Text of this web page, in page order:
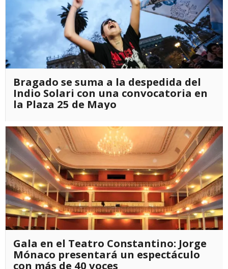
Bragado se suma a la despedida del
Indio Solari con una convocatoria en
la Plaza 25 de Mayo
Gala en el Teatro Constantino: Jorge
Mónaco presentará un espectáculo
con más de 40 voces